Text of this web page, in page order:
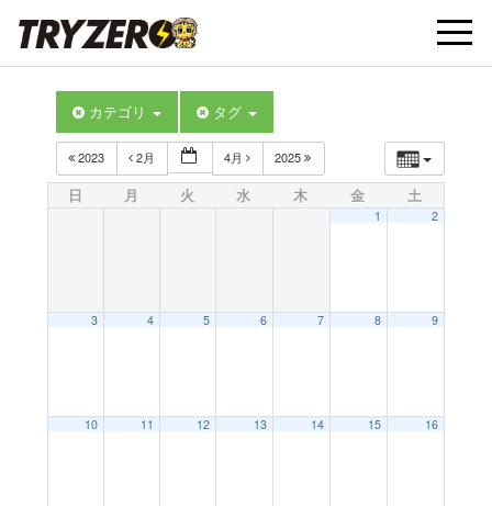
t
カテゴリ タグ
2023 2月 4月 2025
日 月 火 水 木 金 土
1 2
3 4 5 6 7 8 9
10 11 12 13 14 15 16